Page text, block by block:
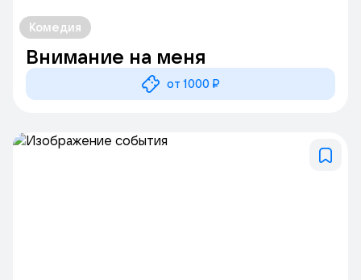
Комедия
Внимание на меня
от 1000 ₽